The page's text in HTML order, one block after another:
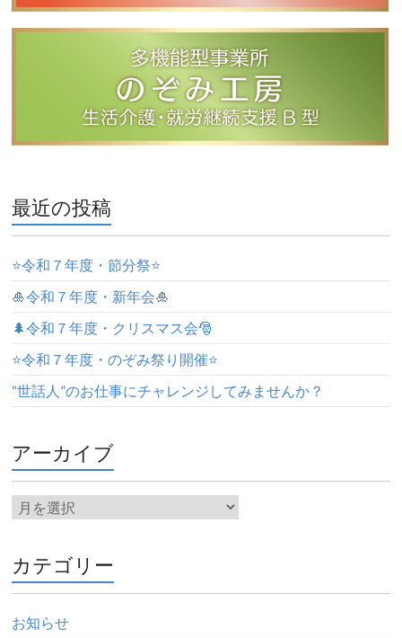
最近の投稿
⭐️令和７年度・節分祭⭐️
🎍令和７年度・新年会🎍
🌲令和７年度・クリスマス会🎅
⭐️令和７年度・のぞみ祭り開催⭐️
“世話人”のお仕事にチャレンジしてみませんか？
アーカイブ
カテゴリー
お知らせ